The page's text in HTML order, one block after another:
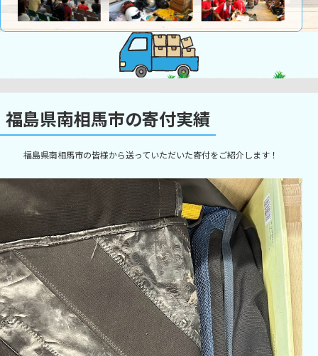
福島県南相馬市の寄付実績
福島県南相馬市の皆様から送っていただいた寄付をご紹介します！